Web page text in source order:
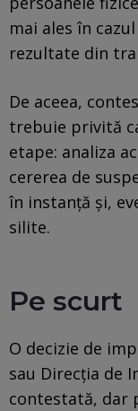
mai ales în
rezultate din
De aceea,
trebuie privită
etape: analiza
cererea de
în instanță și,
silite.
Pe scurt
O decizie de
sau Direcția de
contestată, dar